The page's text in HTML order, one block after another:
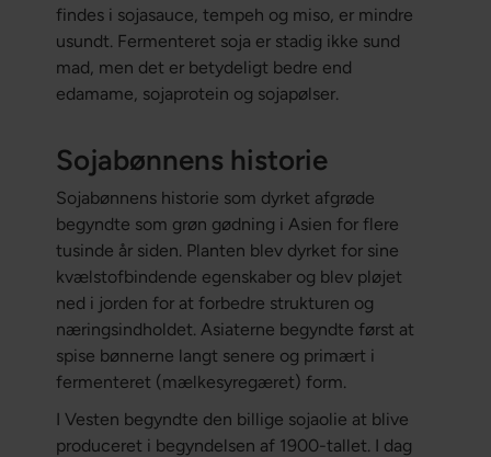
findes i sojasauce, tempeh og miso, er mindre
usundt. Fermenteret soja er stadig ikke sund
mad, men det er betydeligt bedre end
edamame, sojaprotein og sojapølser.
Sojabønnens historie
Sojabønnens historie som dyrket afgrøde
begyndte som grøn gødning i Asien for flere
tusinde år siden. Planten blev dyrket for sine
kvælstofbindende egenskaber og blev pløjet
ned i jorden for at forbedre strukturen og
næringsindholdet. Asiaterne begyndte først at
spise bønnerne langt senere og primært i
fermenteret (mælkesyregæret) form.
I Vesten begyndte den billige sojaolie at blive
produceret i begyndelsen af 1900-tallet. I dag